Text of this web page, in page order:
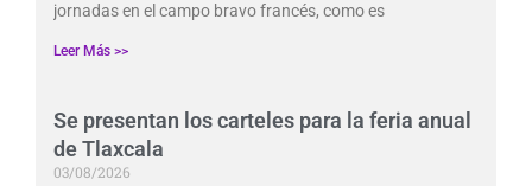
jornadas en el campo bravo francés, como es
Leer Más >>
Se presentan los carteles para la feria anual
de Tlaxcala
03/08/2026